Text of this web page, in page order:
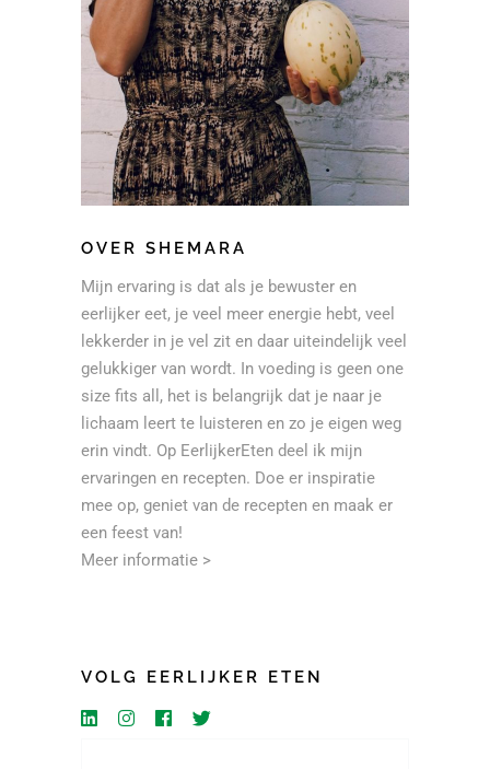
OVER SHEMARA
Mijn ervaring is dat als je bewuster en
eerlijker eet, je veel meer energie hebt, veel
lekkerder in je vel zit en daar uiteindelijk veel
gelukkiger van wordt. In voeding is geen one
size fits all, het is belangrijk dat je naar je
lichaam leert te luisteren en zo je eigen weg
erin vindt. Op EerlijkerEten deel ik mijn
ervaringen en recepten. Doe er inspiratie
mee op, geniet van de recepten en maak er
een feest van!
Meer informatie >
VOLG EERLIJKER ETEN